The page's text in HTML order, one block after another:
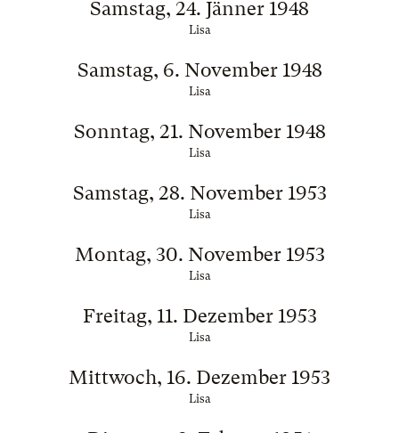
Samstag, 24. Jänner 1948
Lisa
Samstag, 6. November 1948
Lisa
Sonntag, 21. November 1948
Lisa
Samstag, 28. November 1953
Lisa
Montag, 30. November 1953
Lisa
Freitag, 11. Dezember 1953
Lisa
Mittwoch, 16. Dezember 1953
Lisa